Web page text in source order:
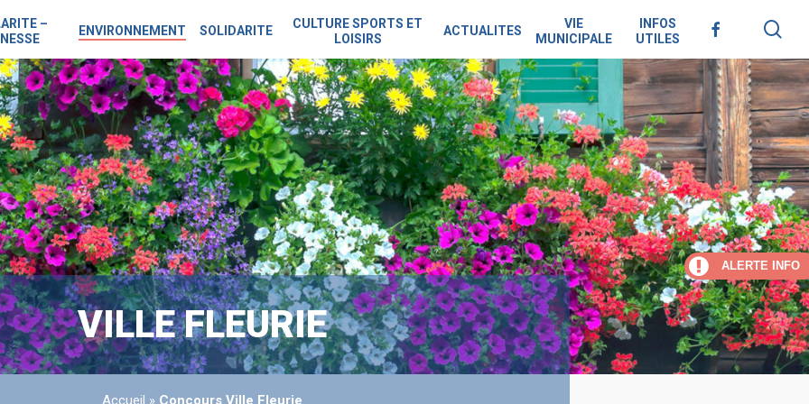
–
ENVIRONNEMENT SOLIDARITE
CULTURE SPORTS ET
LOISIRS
ACTUALITES
VIE
MUNICIPALE
INFOS
UTILES
FACEBOOK
VILLE FLEURIE
Accueil » Concours Ville Fleurie
ALERTE INFO